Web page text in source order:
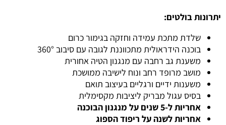
יתרונות בולטים:
שלדת מתכת עמידה וחזקה בגימור כרום
בוכנה הידראולית מתכווננת לגובה עם סיבוב 360°
משענת גב רחבה עם מנגנון הטיה אחורית
מושב מרופד רחב ונוח לישיבה ממושכת
משענות ידיים ורגליים בעיצוב תואם
בסיס עגול מבריק ליציבות מקסימלית
אחריות ל-5 שנים על מנגנון הבוכנה
אחריות לשנה על ריפוד הספוג